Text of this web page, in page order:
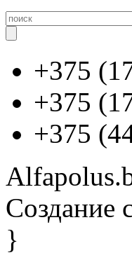
+375
+375
+375
Создание
}